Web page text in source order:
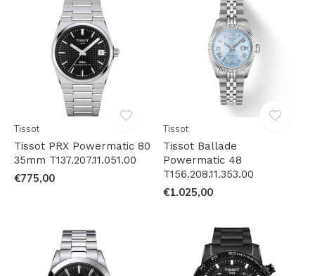
Tissot
Tissot PRX Powermatic 80
35mm T137.207.11.051.00
€775,00
Tissot
Tissot Ballade
Powermatic 48
T156.208.11.353.00
€1.025,00